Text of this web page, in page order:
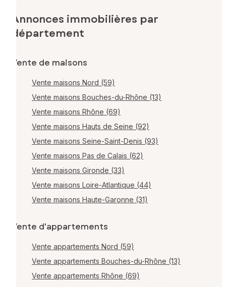
Annonces immobilières par
département
Vente de maisons
Vente maisons Nord (59)
Vente maisons Bouches-du-Rhône (13)
Vente maisons Rhône (69)
Vente maisons Hauts de Seine (92)
Vente maisons Seine-Saint-Denis (93)
Vente maisons Pas de Calais (62)
Vente maisons Gironde (33)
Vente maisons Loire-Atlantique (44)
Vente maisons Haute-Garonne (31)
Vente d'appartements
Vente appartements Nord (59)
Vente appartements Bouches-du-Rhône (13)
Vente appartements Rhône (69)